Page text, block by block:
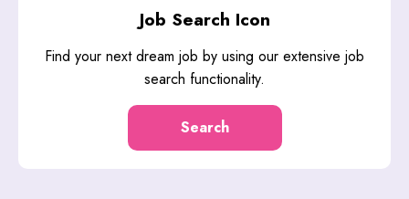
Job Search Icon
Find your next dream job by using our extensive job
search functionality.
Search